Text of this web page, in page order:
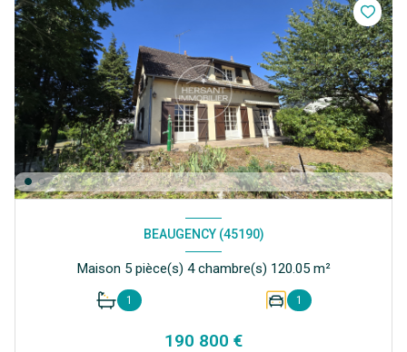
BEAUGENCY (45190)
Maison 5 pièce(s) 4 chambre(s) 120.05 m²
1 1
190 800 €